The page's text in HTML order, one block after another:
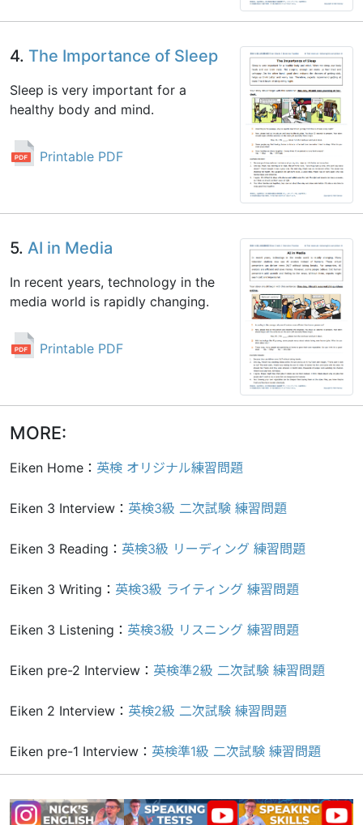
4. The Importance of Sleep
Sleep is very important for a
healthy body and mind.
Printable PDF
5. AI in Media
In recent years, technology in the
media world is rapidly changing.
Printable PDF
MORE:
Eiken Home： 英検 オリジナル練習問題
Eiken 3 Interview： 英検3級 二次試験 練習問題
Eiken 3 Reading： 英検3級 リーディング 練習問題
Eiken 3 Writing： 英検3級 ライティング 練習問題
Eiken 3 Listening： 英検3級 リスニング 練習問題
Eiken pre-2 Interview： 英検準2級 二次試験 練習問題
Eiken 2 Interview： 英検2級 二次試験 練習問題
Eiken pre-1 Interview： 英検準1級 二次試験 練習問題